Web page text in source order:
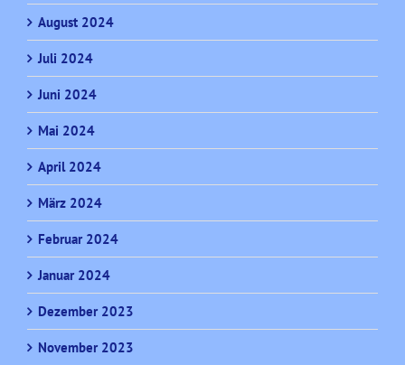
August 2024
Juli 2024
Juni 2024
Mai 2024
April 2024
März 2024
Februar 2024
Januar 2024
Dezember 2023
November 2023